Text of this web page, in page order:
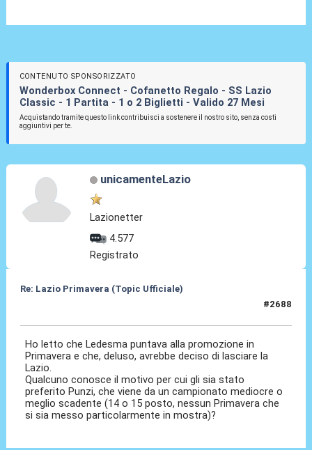
CONTENUTO SPONSORIZZATO
Wonderbox Connect - Cofanetto Regalo - SS Lazio
Classic - 1 Partita - 1 o 2 Biglietti - Valido 27 Mesi
Acquistando tramite questo link contribuisci a sostenere il nostro sito, senza costi
aggiuntivi per te.
unicamenteLazio
Lazionetter
4.577
Registrato
Re: Lazio Primavera (Topic Ufficiale)
#2688
Ho letto che Ledesma puntava alla promozione in
Primavera e che, deluso, avrebbe deciso di lasciare la
Lazio.
Qualcuno conosce il motivo per cui gli sia stato
preferito Punzi, che viene da un campionato mediocre o
meglio scadente (14 o 15 posto, nessun Primavera che
si sia messo particolarmente in mostra)?